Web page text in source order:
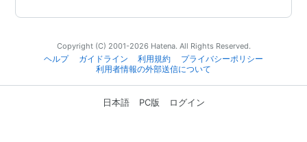
Copyright (C) 2001-2026 Hatena. All Rights Reserved.
ヘルプ
ガイドライン 利用規約
プライバシーポリシー
利用者情報の外部送信について
日本語 PC版 ログイン